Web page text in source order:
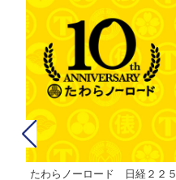
たわらノーロード 日経２２５